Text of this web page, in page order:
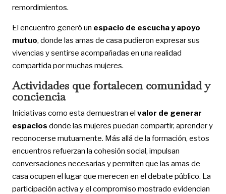
remordimientos.
El encuentro generó un espacio de escucha y apoyo
mutuo, donde las amas de casa pudieron expresar sus
vivencias y sentirse acompañadas en una realidad
compartida por muchas mujeres.
Actividades que fortalecen comunidad y
conciencia
Iniciativas como esta demuestran el valor de generar
espacios donde las mujeres puedan compartir, aprender y
reconocerse mutuamente. Más allá de la formación, estos
encuentros refuerzan la cohesión social, impulsan
conversaciones necesarias y permiten que las amas de
casa ocupen el lugar que merecen en el debate público. La
participación activa y el compromiso mostrado evidencian